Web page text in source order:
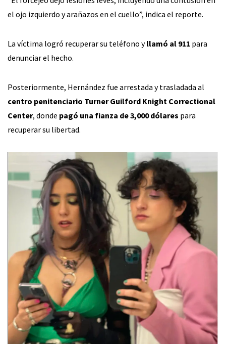
el ojo izquierdo y arañazos en el cuello”, indica el reporte.
La víctima logró recuperar su teléfono yllamó al 911 para
denunciar el hecho.
Posteriormente, Hernández fue arrestada y trasladada al
centro penitenciario Turner Guilford Knight Correctional
Center, donde pagó una fianza de 3,000 dólares para
recuperar su libertad.